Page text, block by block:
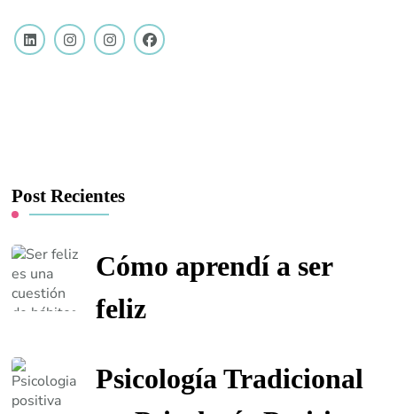
Post Recientes
Cómo aprendí a ser
feliz
Psicología Tradicional